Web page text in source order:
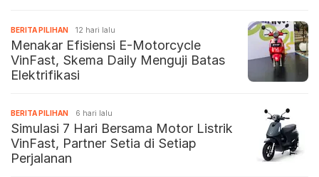
BERITA PILIHAN 12 hari lalu
Menakar Efisiensi E-Motorcycle
VinFast, Skema Daily Menguji Batas
Elektrifikasi
BERITA PILIHAN 6 hari lalu
Simulasi 7 Hari Bersama Motor Listrik
VinFast, Partner Setia di Setiap
Perjalanan